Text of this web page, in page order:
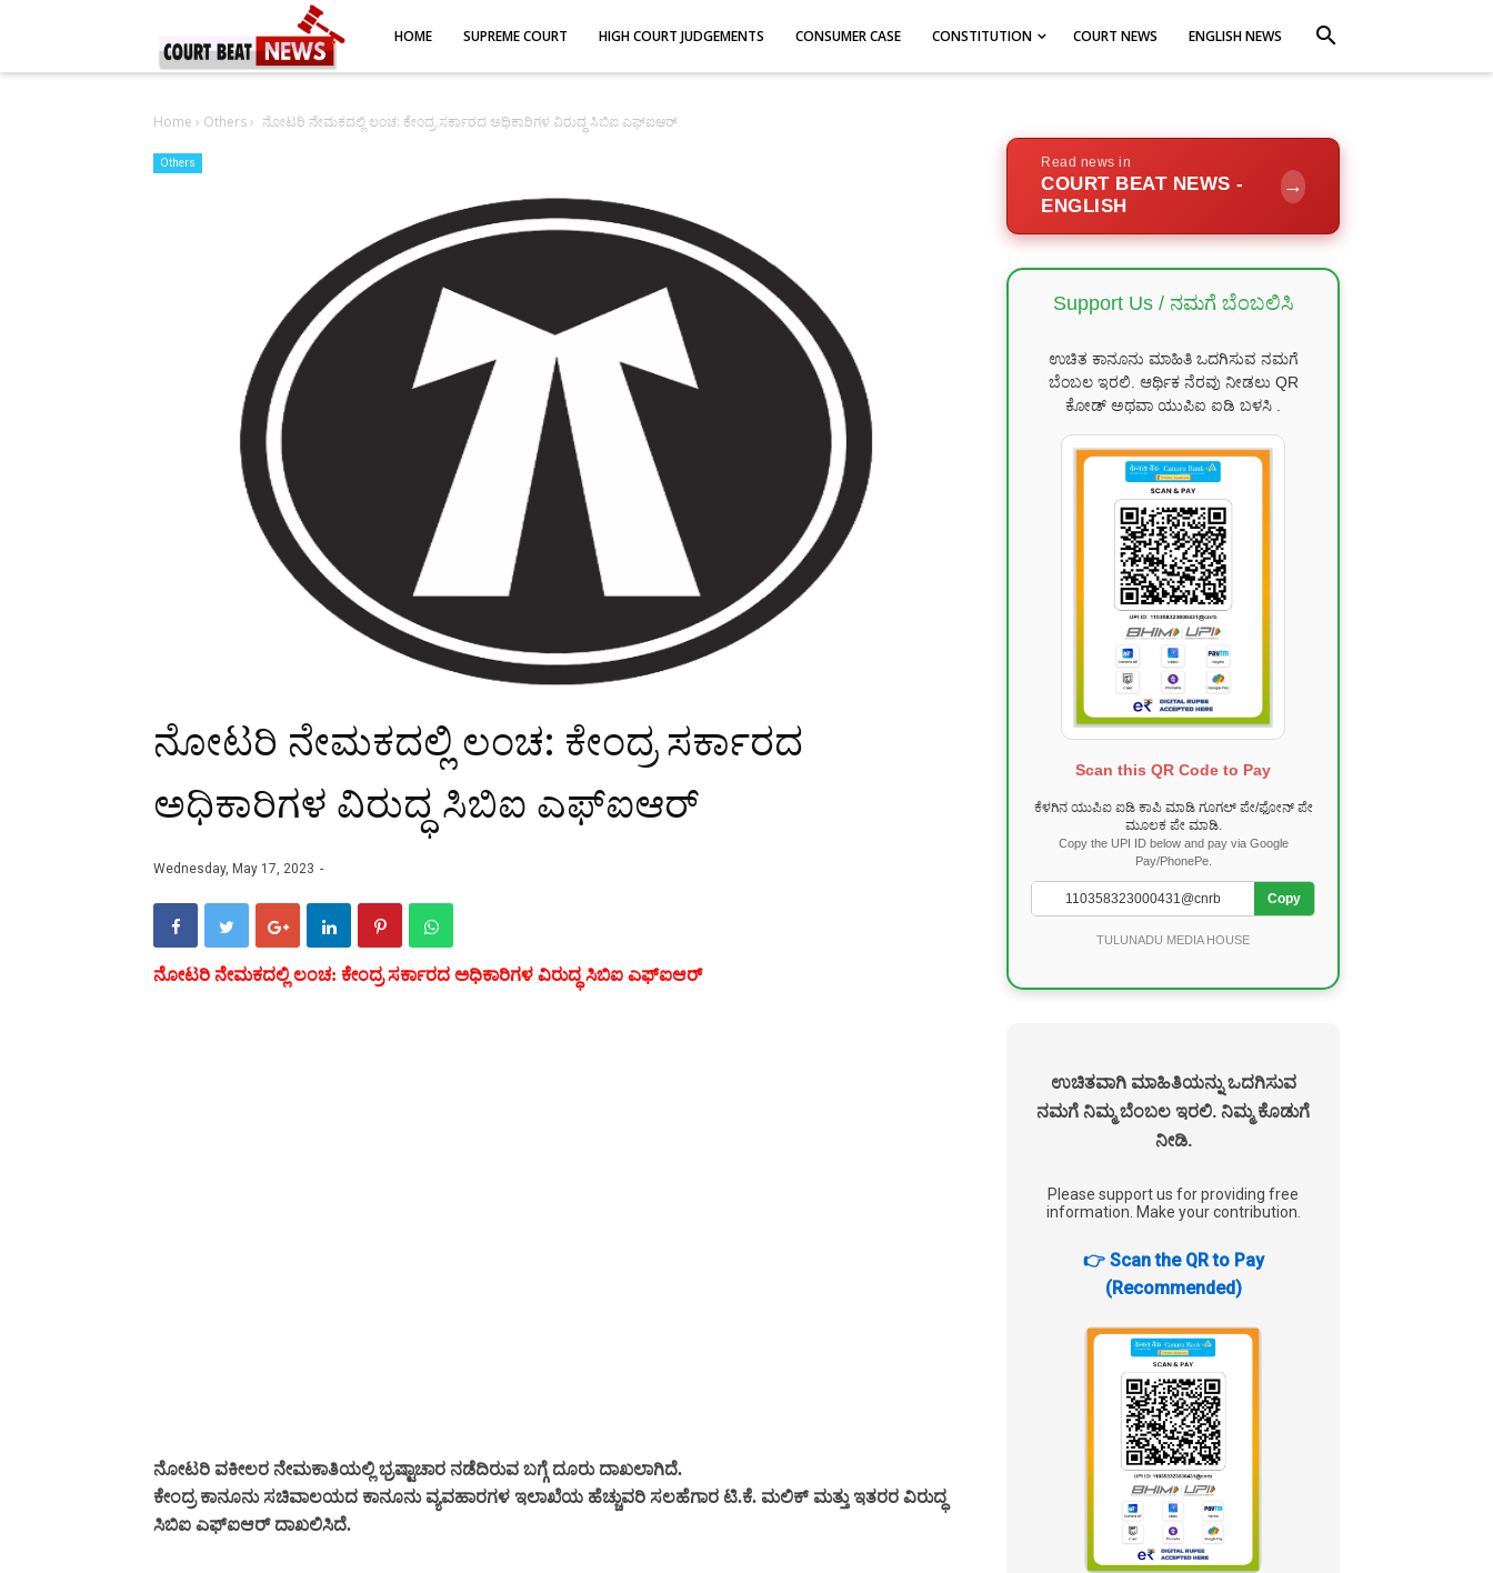
HOME SUPREME COURT HIGH COURT JUDGEMENTS CONSUMER CASE CONSTITUTION COURT NEWS ENGLISH NEWS search
Home › Others› ನೋಟರಿ ನೇಮಕದಲ್ಲಿ ಲಂಚ: ಕೇಂದ್ರ ಸರ್ಕಾರದ ಅಧಿಕಾರಿಗಳ ವಿರುದ್ಧ ಸಿಬಿಐ ಎಫ್‌ಐಆರ್‌
Others
ನೋಟರಿ ನೇಮಕದಲ್ಲಿ ಲಂಚ: ಕೇಂದ್ರ ಸರ್ಕಾರದ
ಅಧಿಕಾರಿಗಳ ವಿರುದ್ಧ ಸಿಬಿಐ ಎಫ್‌ಐಆರ್‌
Wednesday, May 17, 2023
ನೋಟರಿ ನೇಮಕದಲ್ಲಿ ಲಂಚ: ಕೇಂದ್ರ ಸರ್ಕಾರದ ಅಧಿಕಾರಿಗಳ ವಿರುದ್ಧ ಸಿಬಿಐ ಎಫ್‌ಐಆರ್‌
ನೋಟರಿ ವಕೀಲರ ನೇಮಕಾತಿಯಲ್ಲಿ ಭ್ರಷ್ಟಾಚಾರ ನಡೆದಿರುವ ಬಗ್ಗೆ ದೂರು ದಾಖಲಾಗಿದೆ.
ಕೇಂದ್ರ ಕಾನೂನು ಸಚಿವಾಲಯದ ಕಾನೂನು ವ್ಯವಹಾರಗಳ ಇಲಾಖೆಯ ಹೆಚ್ಚುವರಿ ಸಲಹೆಗಾರ ಟಿ.ಕೆ. ಮಲಿಕ್ ಮತ್ತು ಇತರರ ವಿರುದ್ಧ
ಸಿಬಿಐ ಎಫ್‌ಐಆರ್ ದಾಖಲಿಸಿದೆ.
Read news in
COURT BEAT NEWS -
ENGLISH
→
Support Us / ನಮಗೆ ಬೆಂಬಲಿಸಿ
ಉಚಿತ ಕಾನೂನು ಮಾಹಿತಿ ಒದಗಿಸುವ ನಮಗೆ
ಬೆಂಬಲ ಇರಲಿ. ಆರ್ಥಿಕ ನೆರವು ನೀಡಲು QR
ಕೋಡ್ ಅಥವಾ ಯುಪಿಐ ಐಡಿ ಬಳಸಿ .
Scan this QR Code to Pay
ಕೆಳಗಿನ ಯುಪಿಐ ಐಡಿ ಕಾಪಿ ಮಾಡಿ ಗೂಗಲ್ ಪೇ/ಫೋನ್ ಪೇ
ಮೂಲಕ ಪೇ ಮಾಡಿ.
Copy the UPI ID below and pay via Google
Pay/PhonePe.
Copy
TULUNADU MEDIA HOUSE
ಉಚಿತವಾಗಿ ಮಾಹಿತಿಯನ್ನು ಒದಗಿಸುವ
ನಮಗೆ ನಿಮ್ಮ ಬೆಂಬಲ ಇರಲಿ. ನಿಮ್ಮ ಕೊಡುಗೆ
ನೀಡಿ.
Please support us for providing free
information. Make your contribution.
👉 Scan the QR to Pay
(Recommended)